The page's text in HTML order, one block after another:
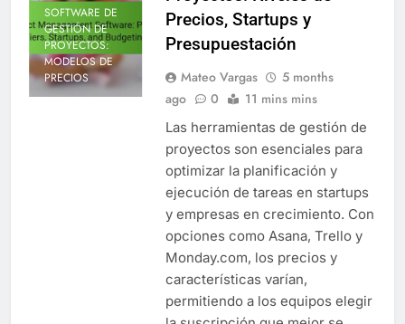
SOFTWARE DE
GESTIÓN DE
PROYECTOS:
MODELOS DE
PRECIOS
Precios, Startups y
Presupuestación
Mateo Vargas
5 months
ago
0 11 mins mins
Las herramientas de gestión de
proyectos son esenciales para
optimizar la planificación y
ejecución de tareas en startups
y empresas en crecimiento. Con
opciones como Asana, Trello y
Monday.com, los precios y
características varían,
permitiendo a los equipos elegir